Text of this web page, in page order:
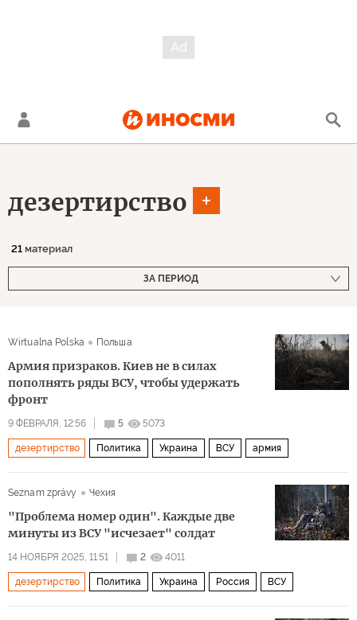
дезертирство
21 материал
ЗА ПЕРИОД
Wirtualna Polska Польша
Армия призраков. Киев не в силах
пополнять ряды ВСУ, чтобы удержать
фронт
9 ФЕВРАЛЯ, 12:56 5 5073
дезертирство Политика Украина ВСУ армия
Seznam zprávy Чехия
"Проблема номер один". Каждые две
минуты из ВСУ "исчезает" солдат
14 НОЯБРЯ 2025, 11:51 2 4011
дезертирство Политика Украина Россия ВСУ